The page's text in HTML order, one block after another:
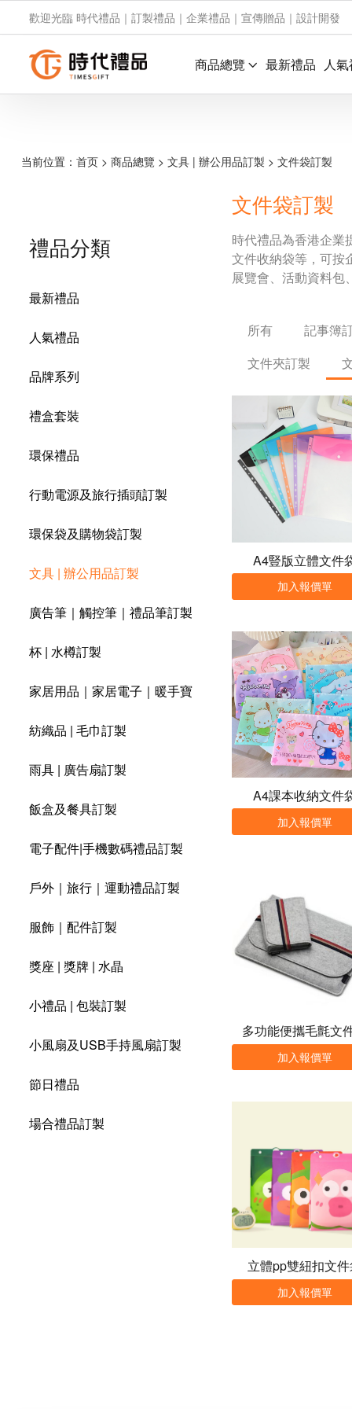
歡迎光臨 時代禮品｜訂製禮品｜企業禮品｜宣傳贈品｜設計開發
商品總覽 最新禮品 人
当前位置： 首页> 商品總覽 > 文具 | 辦公用品訂製 > 文件袋訂製
禮品分類
最新禮品
人氣禮品
品牌系列
禮盒套裝
環保禮品
行動電源及旅行插頭訂製
環保袋及購物袋訂製
文具 | 辦公用品訂製
廣告筆｜觸控筆｜禮品筆訂製
杯 | 水樽訂製
家居用品｜家居電子｜暖手寶
紡織品 | 毛巾訂製
雨具 | 廣告扇訂製
飯盒及餐具訂製
電子配件|手機數碼禮品訂製
戶外｜旅行｜運動禮品訂製
服飾｜配件訂製
獎座 | 獎牌 | 水晶
小禮品 | 包裝訂製
小風扇及USB手持風扇訂製
節日禮品
場合禮品訂製
文件袋訂製
時代禮品為香港企業
文件收納袋等，可按
展覽會、活動資料包
所有
記事簿
文件夾訂製
A4豎版立體文件
加入報價單
A4課本收納文件
加入報價單
多功能便攜毛氈文
加入報價單
立體pp雙紐扣文
加入報價單